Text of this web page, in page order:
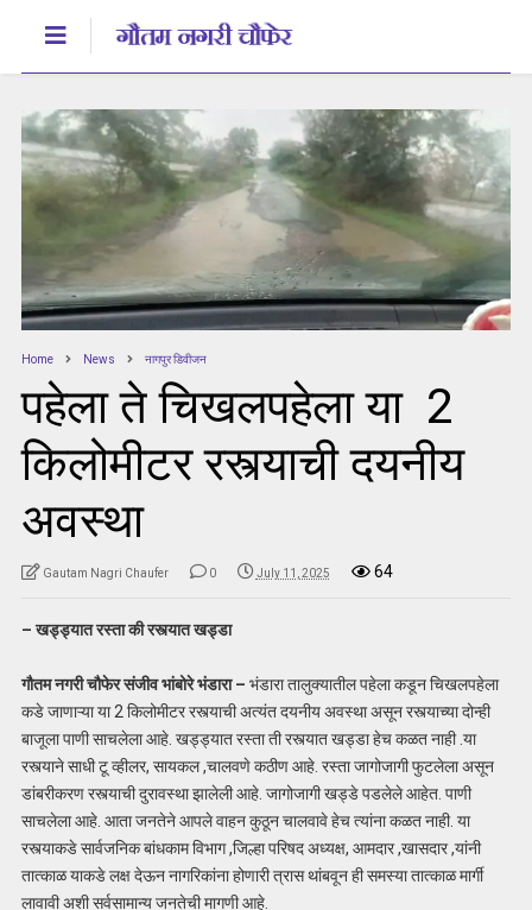
Home News नागपुर डिवीजन
पहेला ते चिखलपहेला या 2
किलोमीटर रस्त्याची दयनीय
अवस्था
Gautam Nagri Chaufer 0 July 11, 2025 64
– खड्ड्यात रस्ता की रस्त्यात खड्डा
गौतम नगरी चौफेर संजीव भांबोरे भंडारा – भंडारा तालुक्यातील पहेला कडून चिखलपहेला
कडे जाणाऱ्या या 2 किलोमीटर रस्त्याची अत्यंत दयनीय अवस्था असून रस्त्याच्या दोन्ही
बाजूला पाणी साचलेला आहे. खड्ड्यात रस्ता ती रस्त्यात खड्डा हेच कळत नाही .या
रस्त्याने साधी टू व्हीलर, सायकल ,चालवणे कठीण आहे. रस्ता जागोजागी फुटलेला असून
डांबरीकरण रस्त्याची दुरावस्था झालेली आहे. जागोजागी खड्डे पडलेले आहेत. पाणी
साचलेला आहे. आता जनतेने आपले वाहन कुठून चालवावे हेच त्यांना कळत नाही. या
रस्त्याकडे सार्वजनिक बांधकाम विभाग ,जिल्हा परिषद अध्यक्ष, आमदार ,खासदार ,यांनी
तात्काळ याकडे लक्ष देऊन नागरिकांना होणारी त्रास थांबवून ही समस्या तात्काळ मार्गी
लावावी अशी सर्वसामान्य जनतेची मागणी आहे.